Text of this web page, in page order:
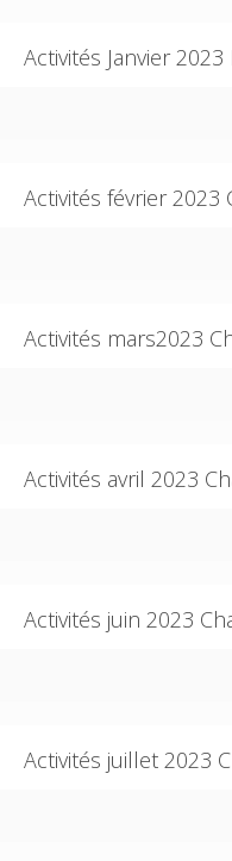
Activités Janvier 2023
Activités février 2023
Activités mars2023
Activités avril 2023
Activités juin 2023
Activités juillet 2023